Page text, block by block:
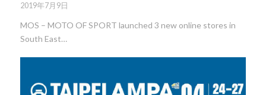
2019年7月9日
MOS – MOTO OF SPORT launched 3 new online stores in
South East…